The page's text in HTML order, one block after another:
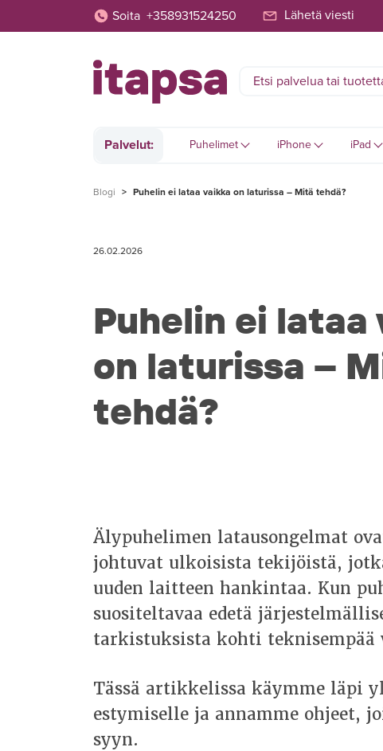
Soita +358931524250 Lähetä viesti
Palvelut: Puhelimet iPhone iPad
Blogi > Puhelin ei lataa vaikka on laturissa – Mitä tehdä?
26.02.2026
Puhelin ei lataa
on laturissa –
tehdä?
Älypuhelimen latausongelmat
johtuvat ulkoisista tekijöistä,
uuden laitteen hankintaa. Kun
suositeltavaa edetä
tarkistuksista kohti teknisempää
Tässä artikkelissa käymme läpi
estymiselle ja annamme ohjeet,
syyn.